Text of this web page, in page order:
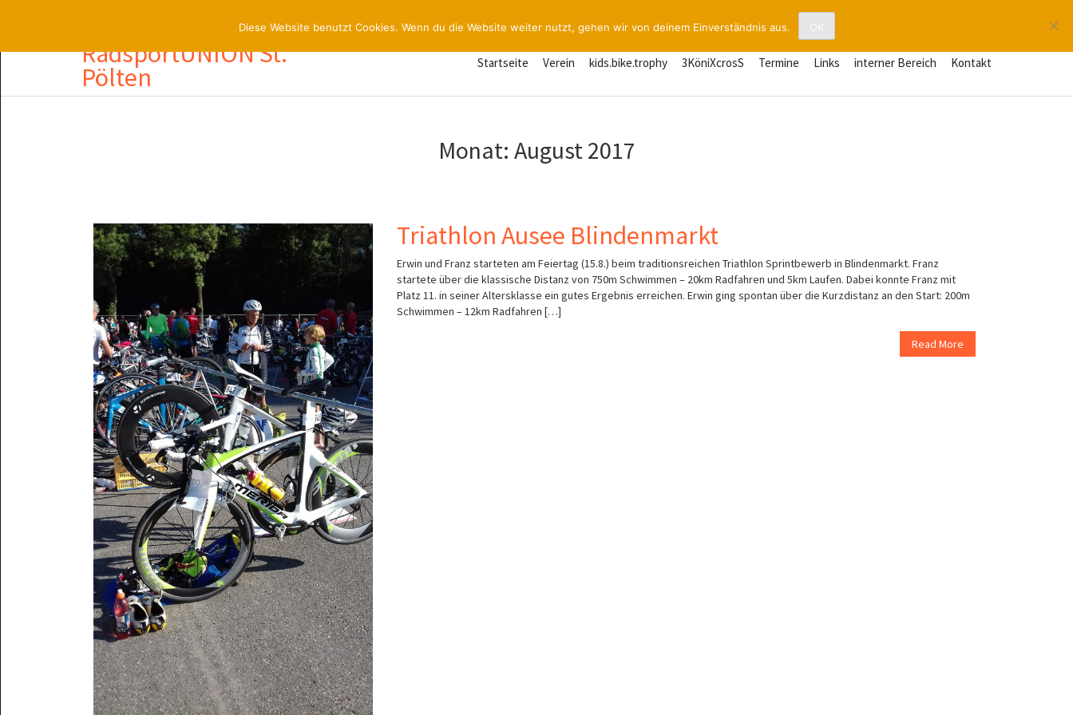
RadsportUNION St.
Pölten Startseite Verein kids.bike.trophy 3KöniXcrosS Termine Links interner Bereich Kontakt
Monat: August 2017
Triathlon Ausee Blindenmarkt
Erwin und Franz starteten am Feiertag (15.8.) beim traditionsreichen Triathlon Sprintbewerb in Blindenmarkt. Franz
startete über die klassische Distanz von 750m Schwimmen – 20km Radfahren und 5km Laufen. Dabei konnte Franz mit
Platz 11. in seiner Altersklasse ein gutes Ergebnis erreichen. Erwin ging spontan über die Kurzdistanz an den Start: 200m
Schwimmen – 12km Radfahren […]
Read More
Diese Website benutzt Cookies. Wenn du die Website weiter nutzt, gehen wir von deinem Einverständnis aus. OK